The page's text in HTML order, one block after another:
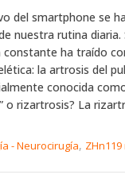
del smartphone se
nuestra rutina
constante ha traído
la artrosis del
conocida
o rizartrosis? La
- Neurocirugía,